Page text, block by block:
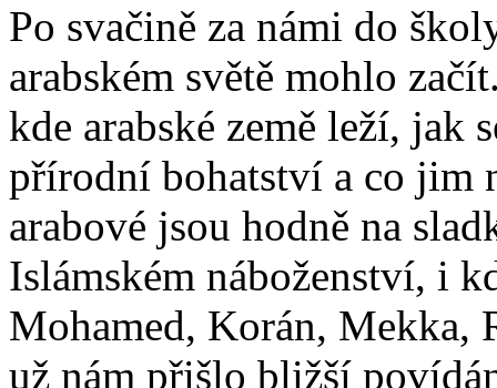
Po svačině za námi do
arabském světě mohlo
kde arabské země leží, jak
přírodní bohatství a co jim
arabové jsou hodně na
Islámském náboženství, i
Mohamed, Korán, Mekka,
už nám přišlo bližší